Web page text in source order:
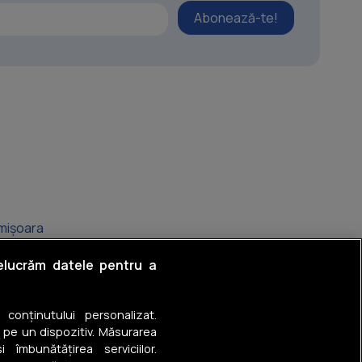
Abonează-te!
Studențesc
datele pentru a
personalizat.
un dispozitiv. Măsurarea
îmbunătățirea serviciilor.